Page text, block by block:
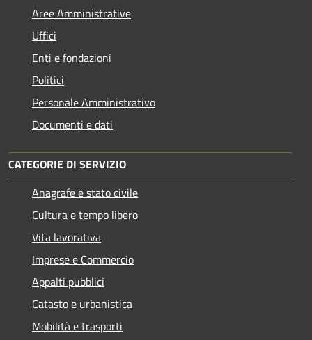
Aree Amministrative
Uffici
Enti e fondazioni
Politici
Personale Amministrativo
Documenti e dati
CATEGORIE DI SERVIZIO
Anagrafe e stato civile
Cultura e tempo libero
Vita lavorativa
Imprese e Commercio
Appalti pubblici
Catasto e urbanistica
Mobilità e trasporti